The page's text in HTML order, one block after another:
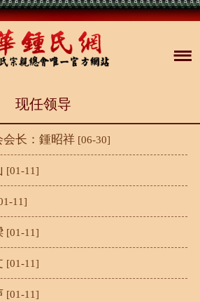
现任领导
会长：鍾昭祥 [06-30]
[01-11]
11]
[01-11]
[01-11]
[01-11]